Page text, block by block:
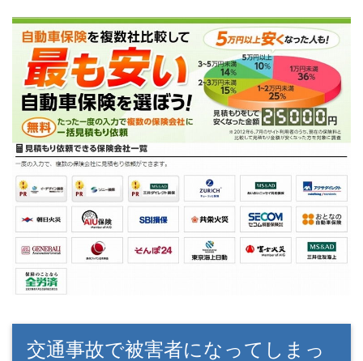
交通事故で被害者になってしまっ